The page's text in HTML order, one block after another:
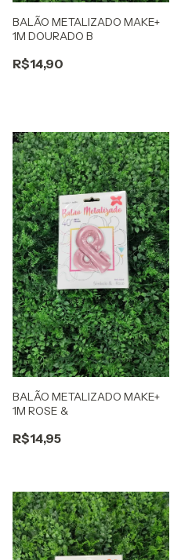
BALÃO METALIZADO MAKE+
1M DOURADO B
R$14,90
BALÃO METALIZADO MAKE+
1M ROSE &
R$14,95